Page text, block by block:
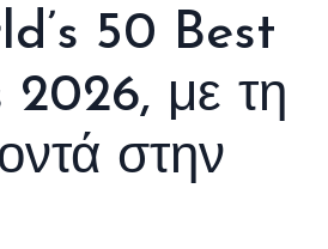
50 Best
2026, με τη
στην